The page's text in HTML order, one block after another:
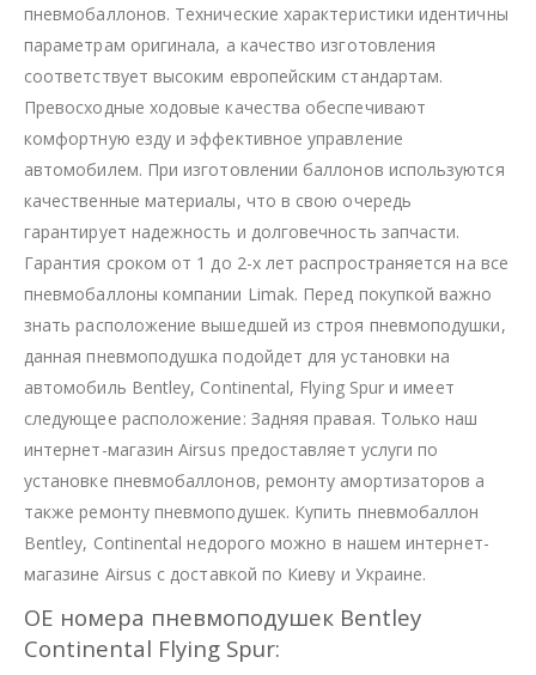
пневмобаллонов. Технические характеристики идентичны
параметрам оригинала, а качество изготовления
соответствует высоким европейским стандартам.
Превосходные ходовые качества обеспечивают
комфортную езду и эффективное управление
автомобилем. При изготовлении баллонов используются
качественные материалы, что в свою очередь
гарантирует надежность и долговечность запчасти.
Гарантия сроком от 1 до 2-х лет распространяется на все
пневмобаллоны компании Limak. Перед покупкой важно
знать расположение вышедшей из строя пневмоподушки,
данная пневмоподушка подойдет для установки на
автомобиль Bentley, Continental, Flying Spur и имеет
следующее расположение: Задняя правая. Только наш
интернет-магазин Airsus предоставляет услуги по
установке пневмобаллонов, ремонту амортизаторов а
также ремонту пневмоподушек. Купить пневмобаллон
Bentley, Continental недорого можно в нашем интернет-
магазине Airsus с доставкой по Киеву и Украине.
OE номера пневмоподушек Bentley
Continental Flying Spur: